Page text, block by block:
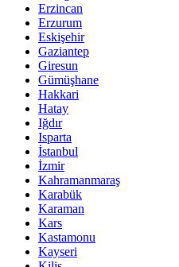
Erzincan
Erzurum
Eskişehir
Gaziantep
Giresun
Gümüşhane
Hakkari
Hatay
Iğdır
Isparta
İstanbul
İzmir
Kahramanmaraş
Karabük
Karaman
Kars
Kastamonu
Kayseri